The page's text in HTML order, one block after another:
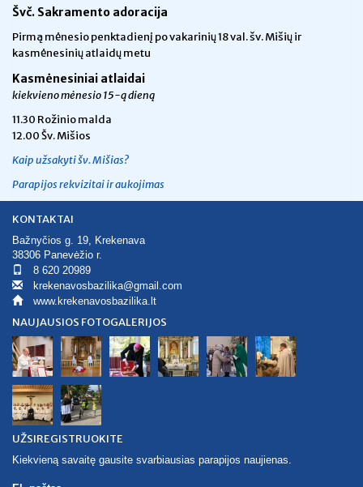
Švč. Sakramento adoracija
Pirmą mėnesio penktadienį po vakarinių 18 val. šv. Mišių ir
kasmėnesinių atlaidų metu
Kasmėnesiniai atlaidai
kiekvieno mėnesio 15-ą dieną
11.30 Rožinio malda
12.00 Šv. Mišios
Kaip užsakyti šv. Mišias?
Parapijos rekvizitai ir aukojimas
KONTAKTAI
Bažnyčios g. 19, Krekenava
38306 Panevėžio r.
8 620 20989
krekenavosbazilika@gmail.com
www.krekenavosbazilika.lt
NAUJAUSIOS FOTOGALERIJOS
UŽSIREGISTRUOKITE
Kiekvieną savaitę gausite svarbiausias parapijos naujienas.